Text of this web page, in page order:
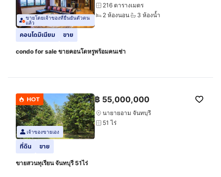
ขายโดยเจ้าของที่ยืนยันตัวตน
แล้ว
216 ตารางเมตร
2 ห้องนอน
3 ห้องน้ำ
คอนโดมิเนียม ขาย
condo for sale ขายคอนโดหรูพร้อมคนเช่า
HOT
เจ้าของขายเอง
฿ 55,000,000
นายายอาม จันทบุรี
51 ไร่
ที่ดิน ขาย
ขายสวนทุเรียน จันทบุรี 51ไร่